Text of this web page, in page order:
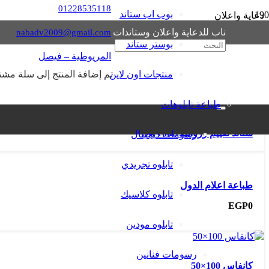
ناب للدعاية واعلان وستاندات
01228535118
nabadv2009@gmail.com
المريوطية – فيصل
تم إضافة المنتج إلى سلة
بوب اب ستاند
بوستر ستاند
منتجات اون لاين
طباعة تابلوهات
رسومات ديجيتال
تابلوه تجريدي
تابلوه كلاسيك
تابلوه مودين
رسومات فنانين
دعاية واعلان
وستاندات معارض وتابلوهات
مع شركة ناب للدعاية والاعلان
تصميم شعاراتتقوم شركة ناب للـ دعاية واعلان بتصميم شعارات logo للشركات والهيئات والجهات الحكومية والخاصة وكذلك الجمعيات والأنشطة والفعاليات .
تصميمات راقية ناب للـ دعاية واعلان تقوم بتصميم مواقع ومطبوعات
ستاند تقييم وروابط QR code
طباعة اعلام الدول
EGP0
كانفاس 100×50